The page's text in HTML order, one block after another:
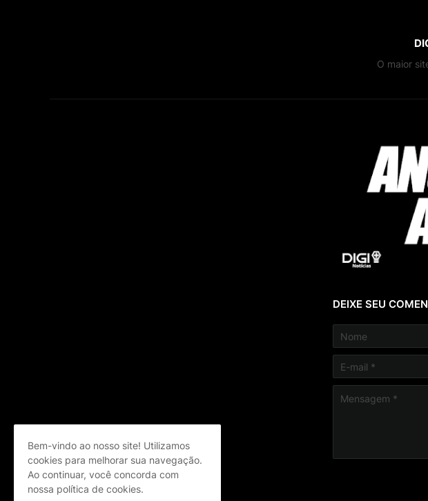
O maior
DEIXE SEU
Bem-vindo ao nosso site! Utilizamos
cookies para melhorar sua navegação.
Ao continuar, você concorda com
nossa política de cookies.